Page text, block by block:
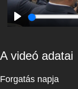
Play
A videó adatai
Forgatás napja